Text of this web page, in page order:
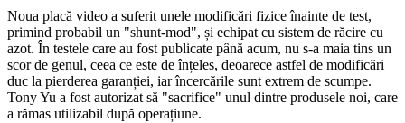
Noua placă video a suferit unele modificări fizice înainte de test,
primind probabil un "shunt-mod", și echipat cu sistem de răcire cu
azot. În testele care au fost publicate până acum, nu s-a maia tins un
scor de genul, ceea ce este de înțeles, deoarece astfel de modificări
duc la pierderea garanției, iar încercările sunt extrem de scumpe.
Tony Yu a fost autorizat să "sacrifice" unul dintre produsele noi, care
a rămas utilizabil după operațiune.